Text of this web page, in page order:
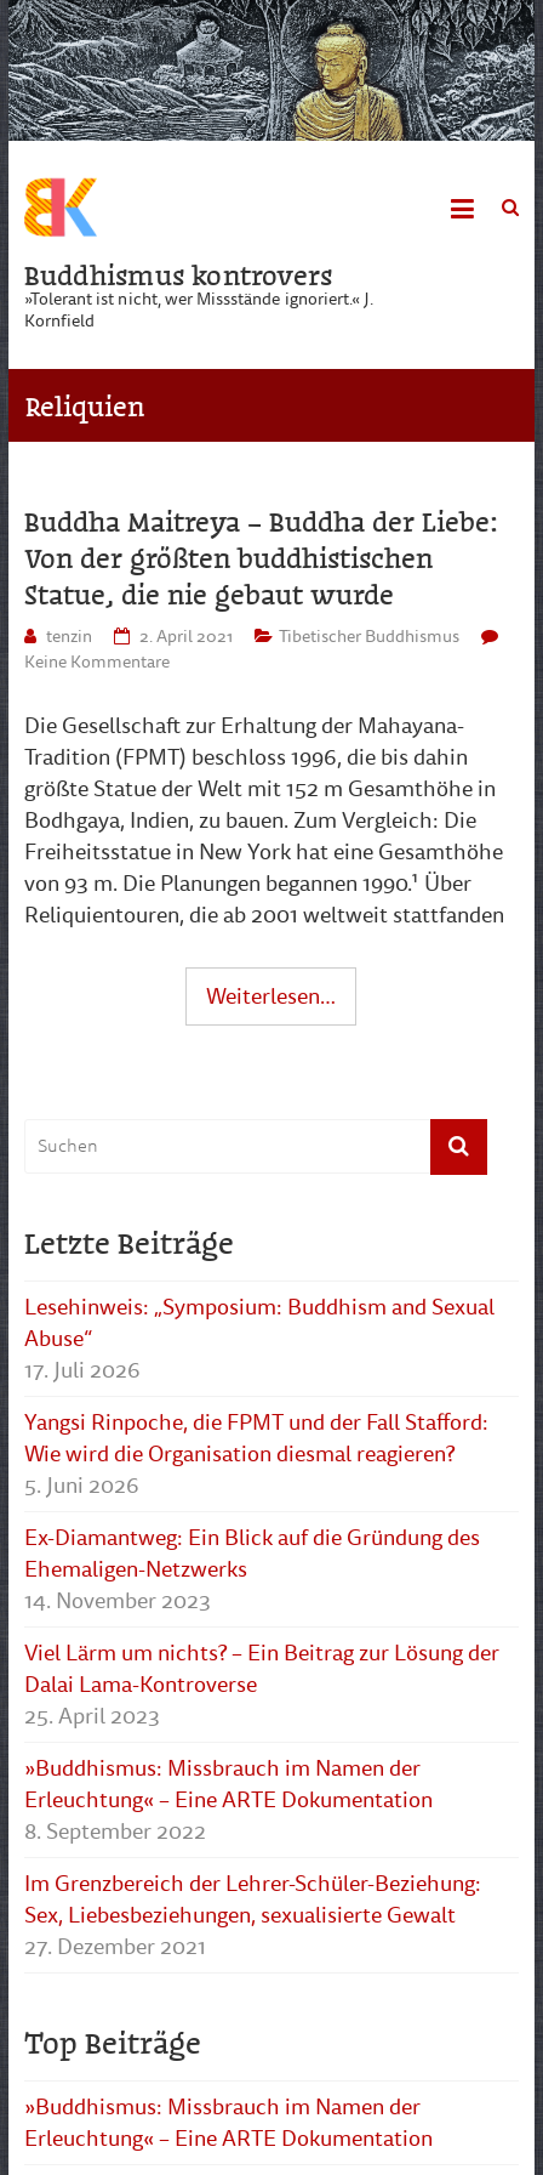
Skip
to
content
Buddhismus kontrovers
»Tolerant ist nicht, wer Missstände ignoriert.« J.
Kornfield
Reliquien
Buddha Maitreya – Buddha der Liebe:
Von der größten buddhistischen
Statue, die nie gebaut wurde
tenzin 2. April 2021
Tibetischer Buddhismus
Keine Kommentare
Die Gesellschaft zur Erhaltung der Mahayana-
Tradition (FPMT) beschloss 1996, die bis dahin
größte Statue der Welt mit 152 m Gesamthöhe in
Bodhgaya, Indien, zu bauen. Zum Vergleich: Die
Freiheitsstatue in New York hat eine Gesamthöhe
von 93 m. Die Planungen begannen 1990.¹ Über
Reliquientouren, die ab 2001 weltweit stattfanden
Weiterlesen…
Letzte Beiträge
Lesehinweis: „Symposium: Buddhism and Sexual
Abuse“
17. Juli 2026
Yangsi Rinpoche, die FPMT und der Fall Stafford:
Wie wird die Organisation diesmal reagieren?
5. Juni 2026
Ex-Diamantweg: Ein Blick auf die Gründung des
Ehemaligen-Netzwerks
14. November 2023
Viel Lärm um nichts? – Ein Beitrag zur Lösung der
Dalai Lama-Kontroverse
25. April 2023
»Buddhismus: Missbrauch im Namen der
Erleuchtung« – Eine ARTE Dokumentation
8. September 2022
Im Grenzbereich der Lehrer-Schüler-Beziehung:
Sex, Liebesbeziehungen, sexualisierte Gewalt
27. Dezember 2021
Top Beiträge
»Buddhismus: Missbrauch im Namen der
Erleuchtung« – Eine ARTE Dokumentation